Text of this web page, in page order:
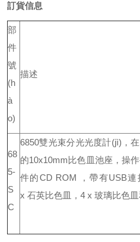
訂貨信息
部
件
號
(h
à
o)
描述
68
5-
S
C
6850雙光束分光光度計(jì)，
的10x10mm比色皿池座，操作
件的CD ROM ，帶有USB連接
x 石英比色皿，4 x 玻璃比色